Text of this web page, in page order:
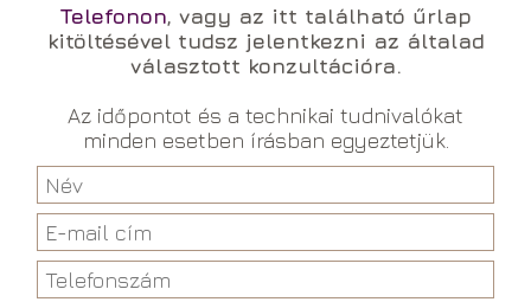
Telefonon, vagy az itt található űrlap
kitöltésével tudsz jelentkezni az általad
választott konzultációra.
Az időpontot és a technikai tudnivalókat
minden esetben írásban egyeztetjük.